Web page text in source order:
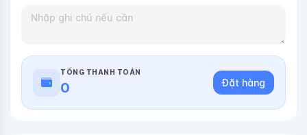
TỔNG THANH TOÁN
0 Đặt hàng